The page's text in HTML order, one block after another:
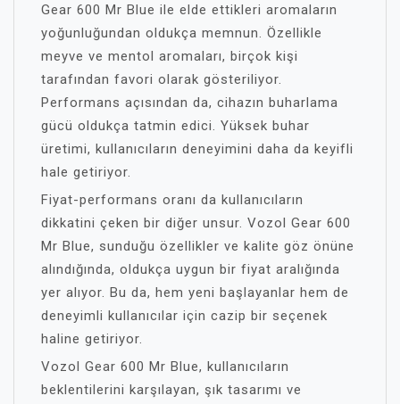
Gear 600 Mr Blue ile elde ettikleri aromaların
yoğunluğundan oldukça memnun. Özellikle
meyve ve mentol aromaları, birçok kişi
tarafından favori olarak gösteriliyor.
Performans açısından da, cihazın buharlama
gücü oldukça tatmin edici. Yüksek buhar
üretimi, kullanıcıların deneyimini daha da keyifli
hale getiriyor.
Fiyat-performans oranı da kullanıcıların
dikkatini çeken bir diğer unsur. Vozol Gear 600
Mr Blue, sunduğu özellikler ve kalite göz önüne
alındığında, oldukça uygun bir fiyat aralığında
yer alıyor. Bu da, hem yeni başlayanlar hem de
deneyimli kullanıcılar için cazip bir seçenek
haline getiriyor.
Vozol Gear 600 Mr Blue, kullanıcıların
beklentilerini karşılayan, şık tasarımı ve